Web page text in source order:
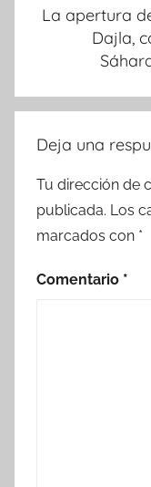
La apertura
Dajla,
Deja una
Tu dirección de
publicada. Los
marcados con *
Comentario *